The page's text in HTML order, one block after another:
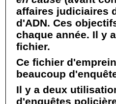
affaires judiciaires
d'ADN. Ces
chaque année. Il y
fichier.
Ce fichier
beaucoup
Il y a deux
d'enquêtes